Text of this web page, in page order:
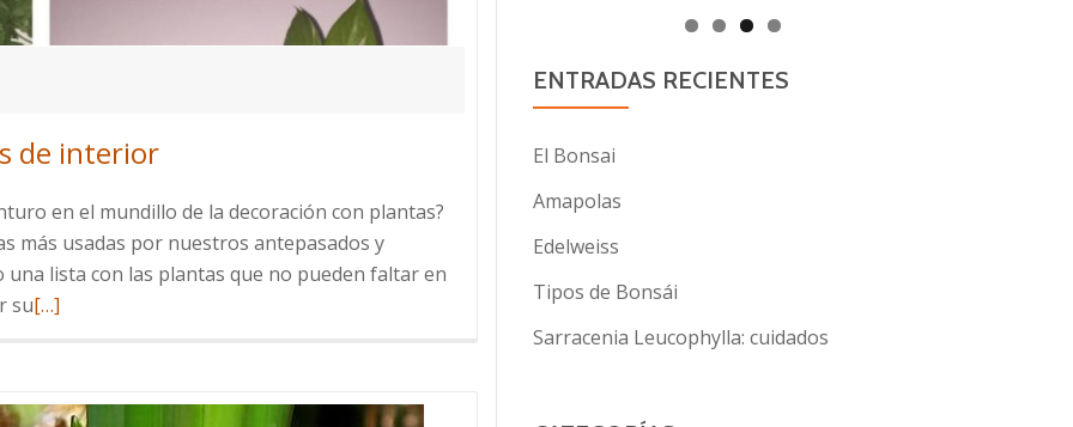
de interior
en el mundillo de la decoración con plantas?
más usadas por nuestros antepasados y
lista con las plantas que no pueden faltar en
suLeer
[…]
ENTRADAS RECIENTES
El Bonsai
Amapolas
Edelweiss
Tipos de Bonsái
Sarracenia Leucophylla: cuidados